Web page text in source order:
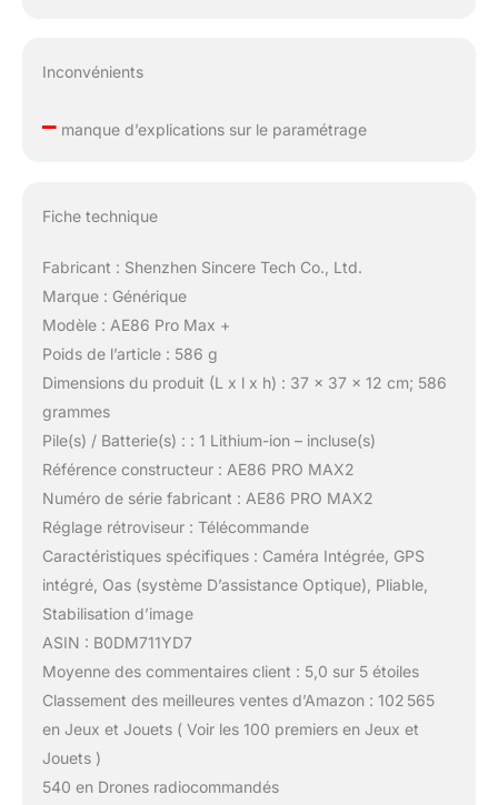
Inconvénients
–manque d’explications sur le paramétrage
Fiche technique
Fabricant : Shenzhen Sincere Tech Co., Ltd.
Marque : Générique
Modèle : AE86 Pro Max +
Poids de l’article : 586 g
Dimensions du produit (L x l x h) : 37 x 37 x 12 cm; 586
grammes
Pile(s) / Batterie(s) : : 1 Lithium-ion – incluse(s)
Référence constructeur : AE86 PRO MAX2
Numéro de série fabricant : AE86 PRO MAX2
Réglage rétroviseur : Télécommande
Caractéristiques spécifiques : Caméra Intégrée, GPS
intégré, Oas (système D’assistance Optique), Pliable,
Stabilisation d’image
ASIN : B0DM711YD7
Moyenne des commentaires client : 5,0 sur 5 étoiles
Classement des meilleures ventes d’Amazon : 102 565
en Jeux et Jouets ( Voir les 100 premiers en Jeux et
Jouets )
540 en Drones radiocommandés